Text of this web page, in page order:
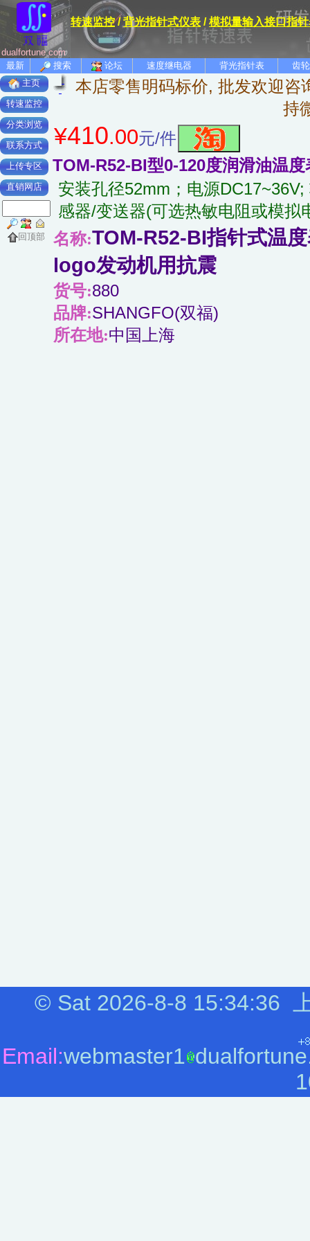
dualfortune.com
转速监控/背光指针式仪表 /模拟量输入接口指
最新 搜索 论坛 速度继电器 背光指针表
齿
主页
转速监控
分类浏览
联系方式
上传专区
直销网店
回顶部
本店零售明码标价, 批发欢迎
持
¥410.00元/件
TOM-R52-BI型0-120度润滑油温度
安装孔径52mm；电源
感器/变送器(可选热敏电阻或模拟
名称:TOM-R52-BI指针式温
logo发动机用抗震
货号:880
品牌:SHANGFO(双福)
所在地:中国上海
© Sat 2026-8-8 15:34:36
Email:webmaster1 dualfortune